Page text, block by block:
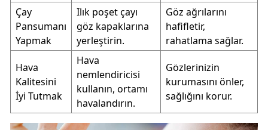
Çay
Pansumanı
Yapmak
Ilık poşet çayı
göz kapaklarına
yerleştirin.
Göz ağrılarını
hafifletir,
rahatlama sağlar.
Hava
Kalitesini
İyi Tutmak
Hava
nemlendiricisi
kullanın, ortamı
havalandırın.
Gözlerinizin
kurumasını önler,
sağlığını korur.